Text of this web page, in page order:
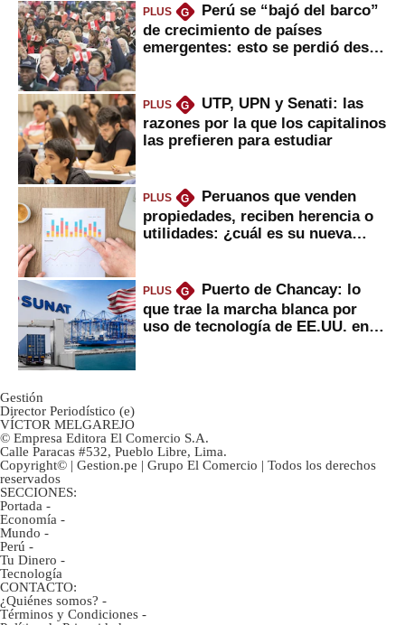
PLUS G
Perú se “bajó del barco”
de crecimiento de países
emergentes: esto se perdió desde
PLUS G
UTP, UPN y Senati: las
razones por la que los capitalinos
las prefieren para estudiar
PLUS G
Peruanos que venden
propiedades, reciben herencia o
utilidades: ¿cuál es su nueva
PLUS G
Puerto de Chancay: lo
que trae la marcha blanca por
uso de tecnología de EE.UU. en
Gestión
Director Periodístico (e)
VÍCTOR MELGAREJO
© Empresa Editora El Comercio S.A.
Calle Paracas #532, Pueblo Libre, Lima.
Copyright© | Gestion.pe | Grupo El Comercio | Todos los derechos
reservados
SECCIONES:
Portada -
Economía -
Mundo -
Perú -
Tu Dinero -
Tecnología
CONTACTO:
¿Quiénes somos? -
Términos y Condiciones -